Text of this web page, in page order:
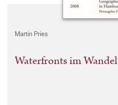
Martin Pries
Waterfronts im Wandel